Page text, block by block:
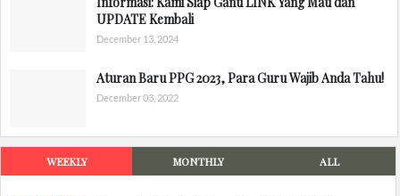
UPDATE Kembali
December 13, 2024
Aturan Baru PPG 2023, Para Guru Wajib Anda Tahu!
December 03, 2022
WEEKLY MONTHLY ALL